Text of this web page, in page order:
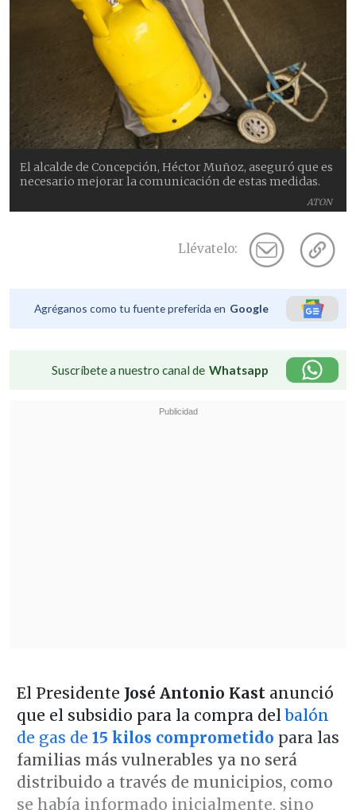
ATON
El alcalde de Concepción, Héctor Muñoz, aseguró que es
necesario mejorar la comunicación de estas medidas.
Llévatelo:
Agréganos como tu fuente preferida en Google
Suscríbete a nuestro canal de Whatsapp
El Presidente José Antonio Kastanunció
que el subsidio para la compra delbalón
de gas de 15 kilos comprometido para las
familias más vulnerables ya no será
distribuido a través de municipios, como
se había informado inicialmente, sino